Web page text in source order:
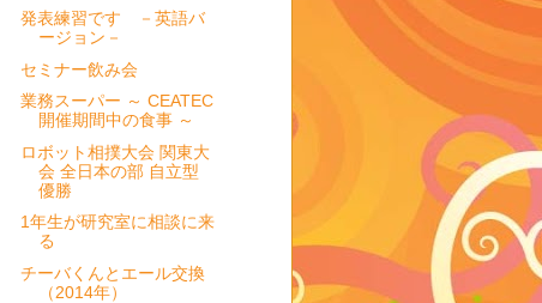
発表練習です －英語バ
ージョン－
セミナー飲み会
業務スーパー ～ CEATEC
開催期間中の食事 ～
ロボット相撲大会 関東大
会 全日本の部 自立型
優勝
1年生が研究室に相談に来
る
チーバくんとエール交換
（2014年）